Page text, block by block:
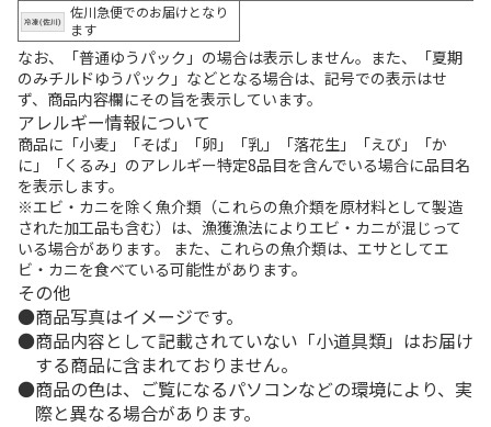
佐川急便でのお届けとなり
ます
なお、「普通ゆうパック」の場合は表示しません。また、「夏期
のみチルドゆうパック」などとなる場合は、記号での表示はせ
ず、商品内容欄にその旨を表示しています。
アレルギー情報について
商品に「小麦」「そば」「卵」「乳」「落花生」「えび」「か
に」「くるみ」のアレルギー特定8品目を含んでいる場合に品目名
を表示します。
※エビ・カニを除く魚介類（これらの魚介類を原材料として製造
された加工品も含む）は、漁獲漁法によりエビ・カニが混じって
いる場合があります。 また、これらの魚介類は、エサとしてエ
ビ・カニを食べている可能性があります。
その他
商品写真はイメージです。
商品内容として記載されていない「小道具類」はお届け
する商品に含まれておりません。
商品の色は、ご覧になるパソコンなどの環境により、実
際と異なる場合があります。